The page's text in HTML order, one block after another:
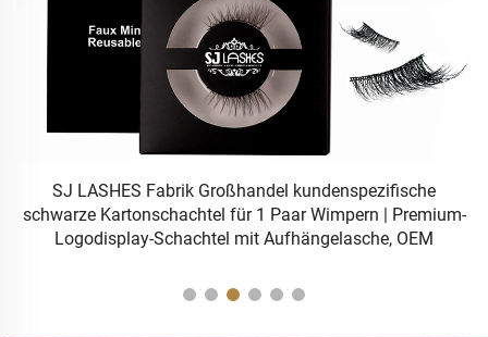
SJ LASHES Fabrik Großhandel kundenspezifische
schwarze Kartonschachtel für 1 Paar Wimpern | Premium-
Logodisplay-Schachtel mit Aufhängelasche, OEM